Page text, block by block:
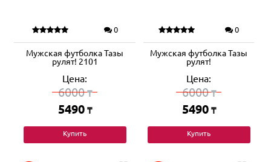
0
Мужская футболка Тазы
рулят! 2101
Цена:
6000₸
5490 ₸
Купить
0
Мужская футболка Тазы
рулят!
Цена:
6000₸
5490 ₸
Купить